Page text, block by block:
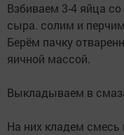
Взбиваем 3-4 яйца со
сыра. солим и
Берём пачку
яичной массой.
Выкладываем в
На них кладем смесь